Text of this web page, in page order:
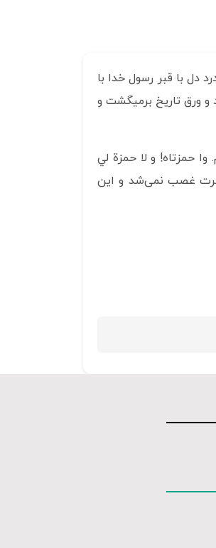
دل با قبر رسول خدا با
و ورق تاریخ برمیگشت و
حمزتاه! و لا حمزة لي
حضرت غصب نمی‌شد و این